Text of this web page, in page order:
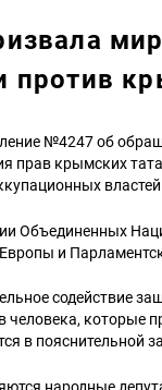
против
№4247 об
прав крымских
Объединенных
и
содействие
которые
в пояснительной